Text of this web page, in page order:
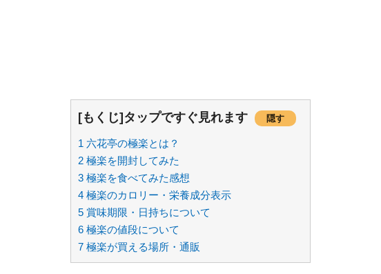
[もくじ]タップですぐ見れます 隠す
1 六花亭の極楽とは？
2 極楽を開封してみた
3 極楽を食べてみた感想
4 極楽のカロリー・栄養成分表示
5 賞味期限・日持ちについて
6 極楽の値段について
7 極楽が買える場所・通販